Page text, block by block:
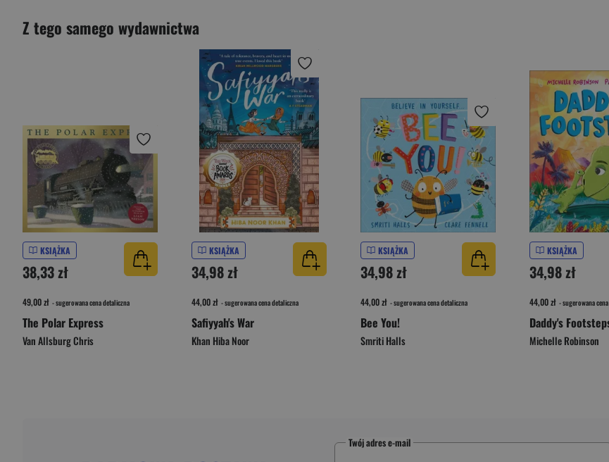
Z tego samego wydawnictwa
KSIĄŻKA
38,33 zł
49,00 zł - sugerowana cena detaliczna
The Polar Express
Van Allsburg Chris
KSIĄŻKA
34,98 zł
44,00 zł - sugerowana cena detaliczna
Safiyyah's War
Khan Hiba Noor
KSIĄŻKA
34,98 zł
44,00 zł - sugerowana cena detaliczna
Bee You!
Smriti Halls
KSIĄŻKA
34,98 zł
44,00 zł - sugerowana
Daddy's
Michelle Robinson
Twój adres e-mail